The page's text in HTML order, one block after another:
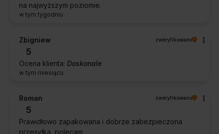
na najwyższym poziomie.
w tym tygodniu
Zbigniew zweryfikowano
5
Ocena klienta: Doskonale
w tym miesiącu
Roman zweryfikowano
5
Prawidłowo zapakowana i dobrze zabezpieczona
przesyłka, polecam.